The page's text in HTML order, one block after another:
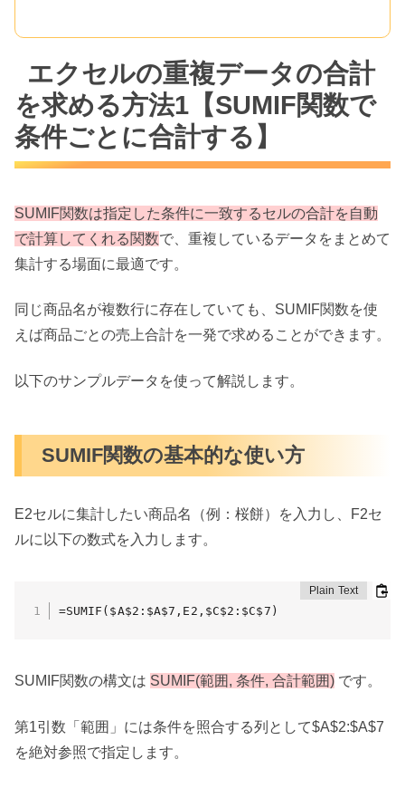
エクセルの重複データの合計
を求める方法1【SUMIF関数で
条件ごとに合計する】
SUMIF関数は指定した条件に一致するセルの合計を自動
で計算してくれる関数で、重複しているデータをまとめて
集計する場面に最適です。
同じ商品名が複数行に存在していても、SUMIF関数を使
えば商品ごとの売上合計を一発で求めることができます。
以下のサンプルデータを使って解説します。
SUMIF関数の基本的な使い方
E2セルに集計したい商品名（例：桜餅）を入力し、F2セ
ルに以下の数式を入力します。
=SUMIF($A$2:$A$7,E2,$C$2:$C$7)
SUMIF関数の構文は SUMIF(範囲, 条件, 合計範囲) です。
第1引数「範囲」には条件を照合する列として$A$2:$A$7
を絶対参照で指定します。